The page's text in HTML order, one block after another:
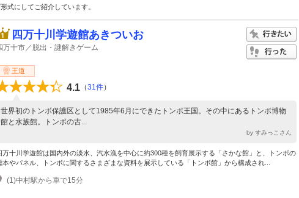
式にしてご紹介しています。
四万十川学遊館あきついお
万十市／脱出・謎解きゲーム
王道
4.1 （31件）
世界初のトンボ保護区として1985年6月にできたトンボ王国。その中にあるトンボ博物
館と水族館。トンボの古...
by すみっこさん
万十川学遊館は国内外の淡水、汽水漁を中心に約300種を飼育展示する「さかな館」と、トンボの
本やパネル、トンボに関するさまざまな資料を展示している「トンボ館」から構成され...
(1)中村駅から車で15分